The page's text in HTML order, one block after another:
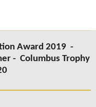
Award 2019 -
- Columbus Trophy